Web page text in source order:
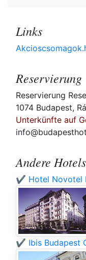
Links
Reservierung
Reservierung
1074 Budapest,
Unterkünfte auf
Andere
✔️ Hotel Novotel
✔️ Ibis Budapest